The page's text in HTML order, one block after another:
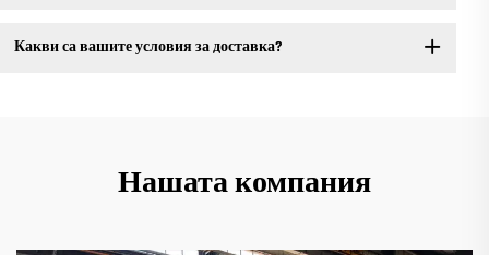
Какви са вашите условия за доставка?
Нашата компания